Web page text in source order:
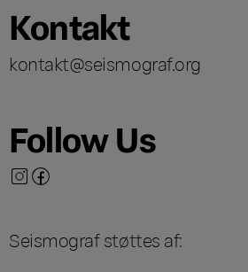
Kontakt
kontakt@seismograf.org
Follow Us
Seismograf støttes af: